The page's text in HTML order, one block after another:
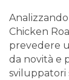
Chicken
prevedere
da novità e
sviluppatori